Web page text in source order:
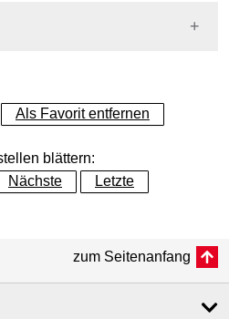
Als Favorit entfernen
blättern:
Nächste Letzte
zum Seitenanfang